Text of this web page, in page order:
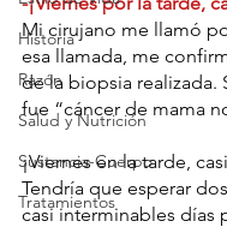
Historia
Razón
Salud y Nutrición
Sustancia-Cuerpo
Tratamientos
Mi cirujano me llamó
esa llamada, me
de la biopsia realizada.
fue “cáncer de mama
¡Viernes en la tarde,
Tendría que esperar
casi interminables días